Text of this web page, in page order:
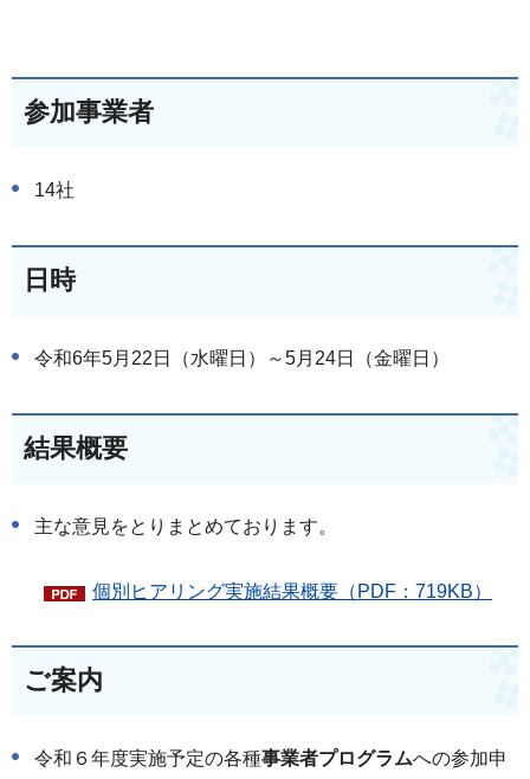
参加事業者
14社
日時
令和6年5月22日（水曜日）～5月24日（金曜日）
結果概要
主な意見をとりまとめております。
個別ヒアリング実施結果概要（PDF：719KB）
ご案内
令和６年度実施予定の各種事業者プログラムへの参加申